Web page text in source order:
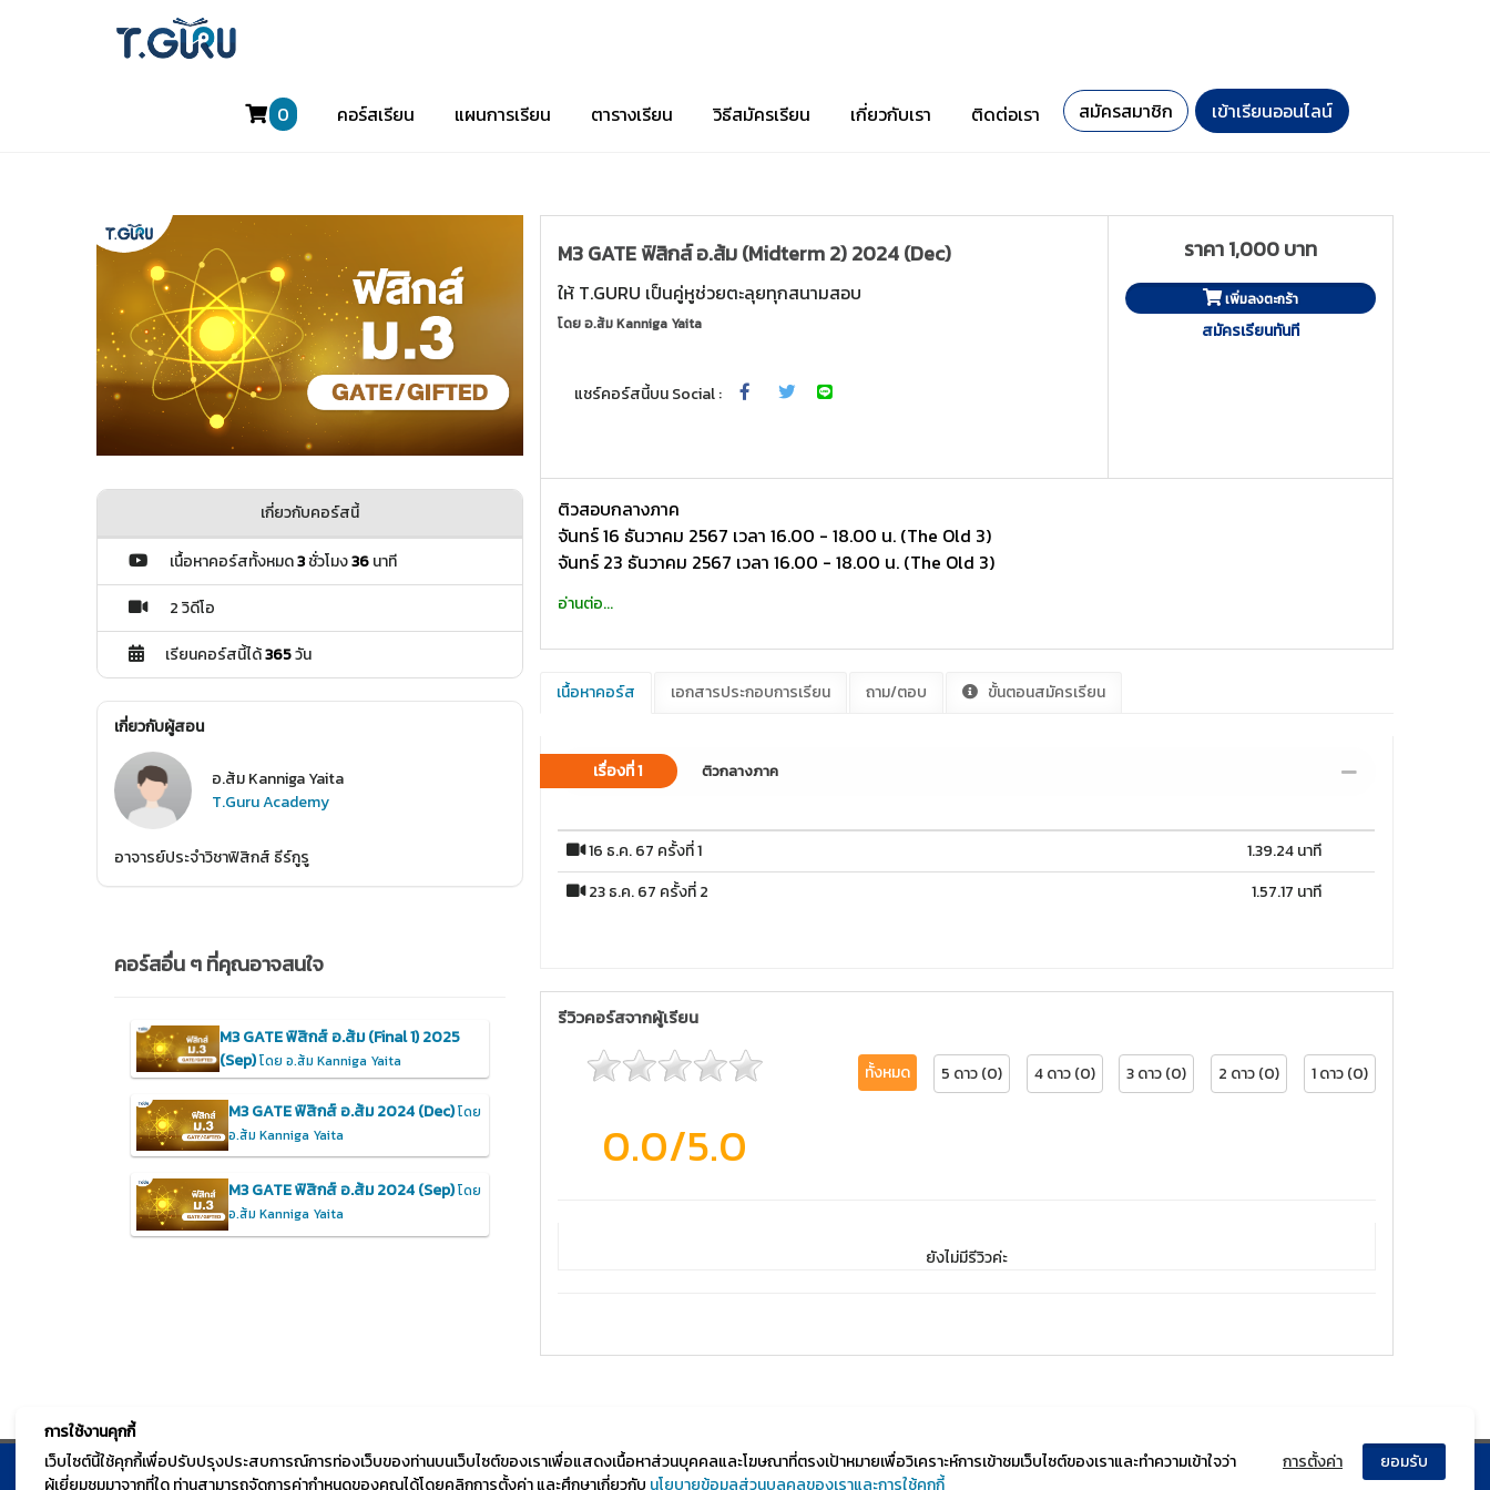
0 คอร์สเรียน แผนการเรียน ตารางเรียน วิธีสมัครเรียน เกี่ยวกับเรา ติดต่อเรา สมัครสมาชิก เข้าเรียนออนไลน์
M3 GATE ฟิสิกส์ อ.ส้ม (Midterm 2) 2024 (Dec)
ให้ T.GURU เป็นคู่หูช่วยตะลุยทุกสนามสอบ
โดยอ.ส้ม Kanniga Yaita
แชร์คอร์สนี้บน Social :
ราคา 1,000 บาท
เพิ่มลงตะกร้า
สมัครเรียนทันที
ติวสอบกลางภาค
จันทร์ 16 ธันวาคม 2567 เวลา 16.00 - 18.00 น. (The Old 3)
จันทร์ 23 ธันวาคม 2567 เวลา 16.00 - 18.00 น. (The Old 3)
อ่านต่อ...
เนื้อหาคอร์ส เอกสารประกอบการเรียน ถาม/ตอบ ขั้นตอนสมัครเรียน
เรื่องที่ 1 ติวกลางภาค
16 ธ.ค. 67 ครั้งที่ 1
1.39.24 นาที
23 ธ.ค. 67 ครั้งที่ 2
1.57.17 นาที
รีวิวคอร์สจากผู้เรียน
0.0/5.0
ทั้งหมด 5 ดาว (0) 4 ดาว (0) 3 ดาว (0) 2 ดาว (0) 1 ดาว (0)
ยังไม่มีรีวิวค่ะ
เกี่ยวกับคอร์สนี้
เนื้อหาคอร์สทั้งหมด3ชั่วโมง36นาที
2 วิดีโอ
เรียนคอร์สนี้ได้365วัน
เกี่ยวกับผู้สอน
อ.ส้ม Kanniga Yaita
T.Guru Academy
อาจารย์ประจำวิชาฟิสิกส์ ธีร์กูรู
คอร์สอื่น ๆ ที่คุณอาจสนใจ
M3 GATE ฟิสิกส์ อ.ส้ม (Final 1) 2025
(Sep)โดย อ.ส้ม Kanniga Yaita
M3 GATE ฟิสิกส์ อ.ส้ม 2024 (Dec)โดย
อ.ส้ม Kanniga Yaita
M3 GATE ฟิสิกส์ อ.ส้ม 2024 (Sep)โดย
อ.ส้ม Kanniga Yaita
การใช้งานคุกกี้
เว็บไซต์นี้ใช้คุกกี้เพื่อปรับปรุงประสบการณ์การท่องเว็บของท่านบนเว็บไซต์ของเราเพื่อแสดงเนื้อหาส่วนบุคคลและโฆษณาที่ตรงเป้าหมายเพื่อวิเคราะห์การเข้าชมเว็บไซต์ของเราและทำความเข้าใจว่า
ผู้เยี่ยมชมมาจากที่ใด ท่านสามารถจัดการค่ากำหนดของคุณได้โดยคลิกการตั้งค่า และศึกษาเกี่ยวกับ นโยบายข้อมูลส่วนบุลคลของเราและการใช้คุกกี้
การตั้งค่า